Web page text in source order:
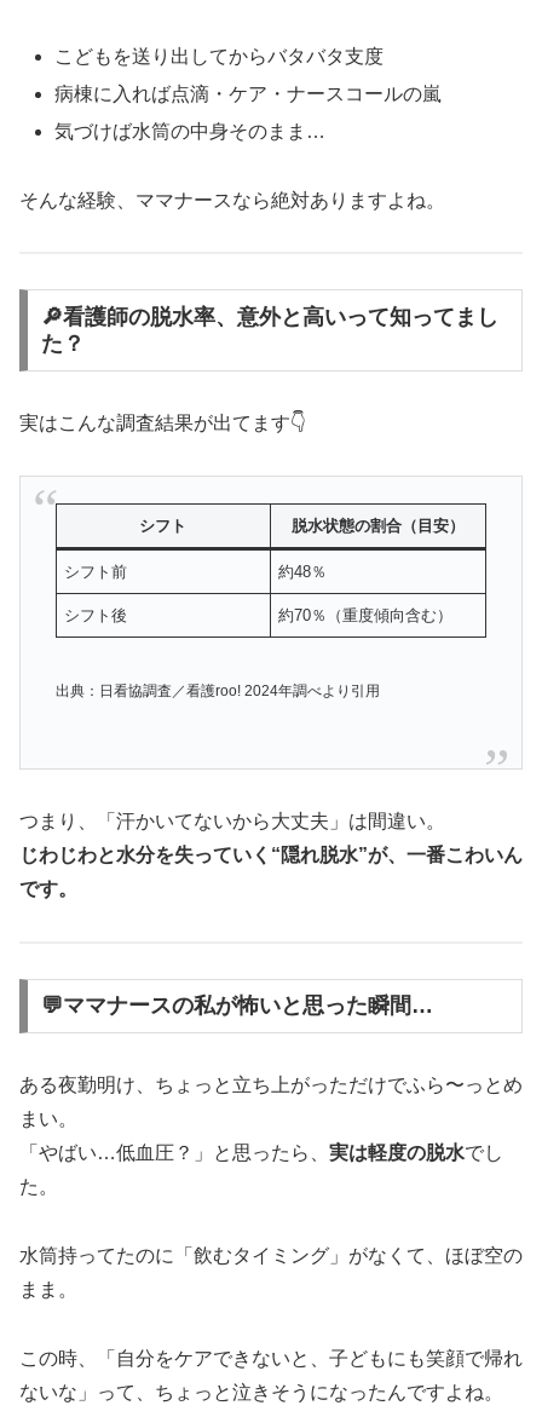
こどもを送り出してからバタバタ支度
病棟に入れば点滴・ケア・ナースコールの嵐
気づけば水筒の中身そのまま…
そんな経験、ママナースなら絶対ありますよね。
🔎看護師の脱水率、意外と高いって知ってまし
た？
実はこんな調査結果が出てます👇
シフト 脱水状態の割合（目安）
シフト前 約48％
シフト後 約70％（重度傾向含む）
出典：日看協調査／看護roo! 2024年調べより引用
つまり、「汗かいてないから大丈夫」は間違い。
じわじわと水分を失っていく“隠れ脱水”が、一番こわいん
です。
💬ママナースの私が怖いと思った瞬間…
ある夜勤明け、ちょっと立ち上がっただけでふら〜っとめ
まい。
「やばい…低血圧？」と思ったら、 実は軽度の脱水でし
た。
水筒持ってたのに「飲むタイミング」がなくて、ほぼ空の
まま。
この時、「自分をケアできないと、子どもにも笑顔で帰れ
ないな」って、ちょっと泣きそうになったんですよね。